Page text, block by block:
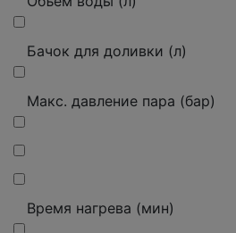
Бачок для доливки (л)
Макс. давление пара (бар)
Время нагрева (мин)